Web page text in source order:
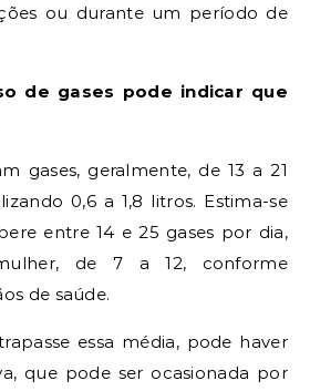
ou durante um período de
de gases pode indicar que
gases, geralmente, de 13 a 21
0,6 a 1,8 litros. Estima-se
entre 14 e 25 gases por dia,
de 7 a 12, conforme
de saúde.
essa média, pode haver
que pode ser ocasionada por